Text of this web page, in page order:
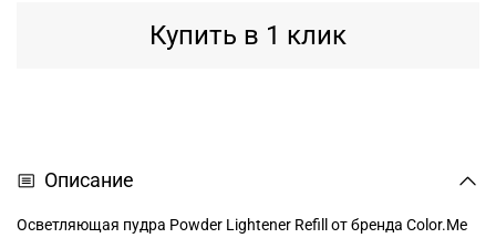
Купить в 1 клик
Описание
Осветляющая пудра Powder Lightener Refill от бренда Color.Me